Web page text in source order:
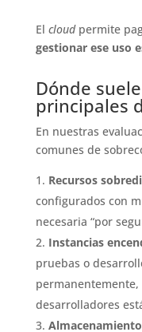
El cloudpermite
gestionar ese uso
Dónde
principales
En nuestras
comunes de
Recursos
configurados con
necesaria “por
Instancias
pruebas o
desarrolladores